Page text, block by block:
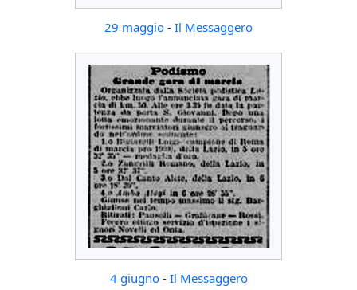
29 maggio - Il Messaggero
4 giugno- Il Messaggero